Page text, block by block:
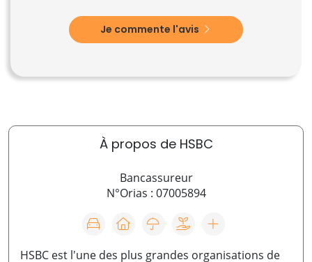
Je commente l'avis
À propos de HSBC
Bancassureur
N°Orias : 07005894
HSBC est l'une des plus grandes organisations de